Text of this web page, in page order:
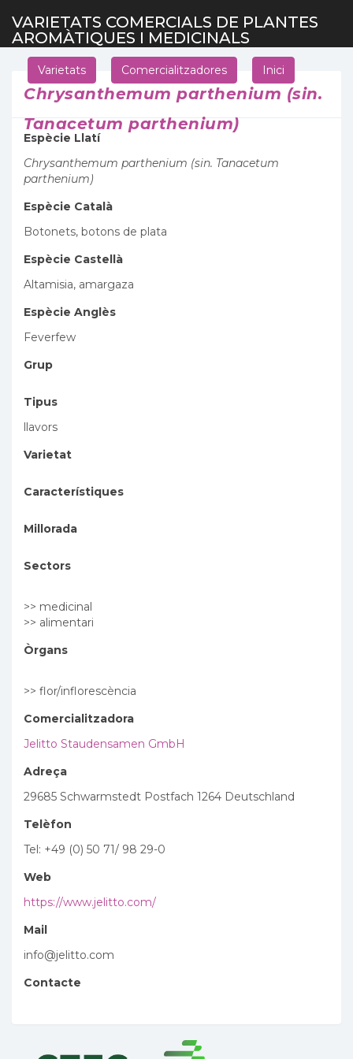
VARIETATS COMERCIALS DE PLANTES
AROMÀTIQUES I MEDICINALS
Varietats Comercialitzadores Inici
Chrysanthemum parthenium (sin.
Tanacetum parthenium)
Espècie Llatí
Chrysanthemum parthenium (sin. Tanacetum
parthenium)
Espècie Català
Botonets, botons de plata
Espècie Castellà
Altamisia, amargaza
Espècie Anglès
Feverfew
Grup
Tipus
llavors
Varietat
Característiques
Millorada
Sectors
>> medicinal
>> alimentari
Òrgans
>> flor/inflorescència
Comercialitzadora
Jelitto Staudensamen GmbH
Adreça
29685 Schwarmstedt Postfach 1264 Deutschland
Telèfon
Tel: +49 (0) 50 71/ 98 29-0
Web
https://www.jelitto.com/
Mail
info@jelitto.com
Contacte